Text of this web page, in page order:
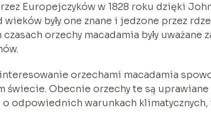
Europejczyków w 1828 roku dzięki
były one znane i jedzone przez
orzechy macadamia były uważane
orzechami macadamia
świecie. Obecnie orzechy te są
odpowiednich warunkach klimatycznych,